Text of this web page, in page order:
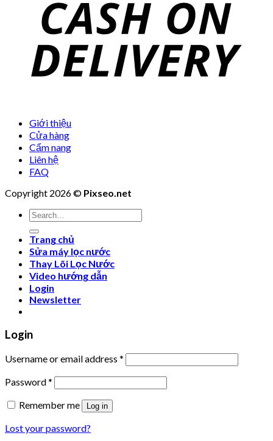
Giới thiệu
Cửa hàng
Cẩm nang
Liên hệ
FAQ
Copyright 2026 © Pixseo.net
Search
for:
Trang chủ
Sửa máy lọc nước
Thay Lõi Lọc Nước
Video hướng dẫn
Login
Newsletter
Login
Username or email address *
Password*
Remember me
Log in
Lost your password?